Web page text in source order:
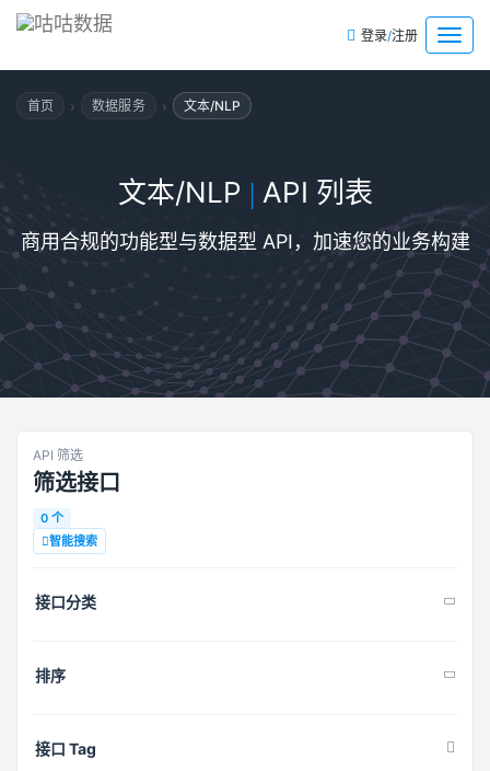
菜
单
登录/注册
首页 › 数据服务 › 文本/NLP
文本/NLP | API 列表
商用合规的功能型与数据型 API，加速您的业务构建
API 筛选
筛选接口
0 个
智能搜索
接口分类
排序
接口 Tag